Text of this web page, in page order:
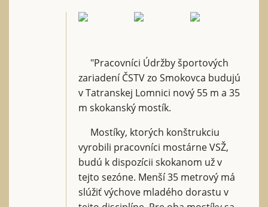
"Pracovníci Údržby športových
zariadení ČSTV zo Smokovca budujú
v Tatranskej Lomnici nový 55 m a 35
m skokanský mostík.
Mostíky, ktorých konštrukciu
vyrobili pracovníci mostárne VSŽ,
budú k dispozícii skokanom už v
tejto sezóne. Menší 35 metrový má
slúžiť výchove mladého dorastu v